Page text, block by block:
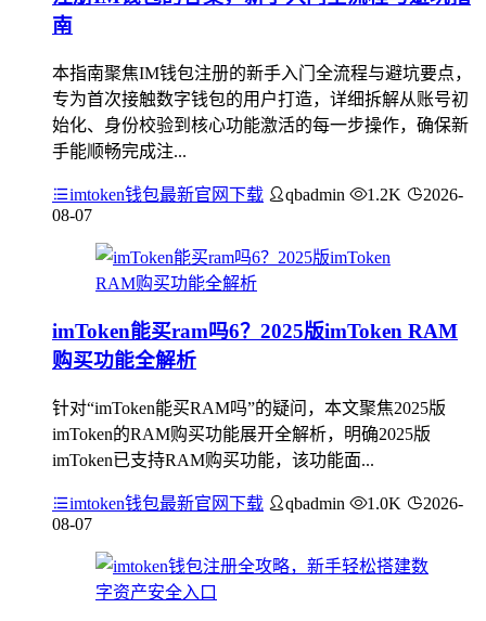
南
本指南聚焦IM钱包注册的新手入门全流程与避坑要点，
专为首次接触数字钱包的用户打造，详细拆解从账号初
始化、身份校验到核心功能激活的每一步操作，确保新
手能顺畅完成注...
imtoken钱包最新官网下载 qbadmin 1.2K
2026-
08-07
imToken能买ram吗6？2025版imToken RAM
购买功能全解析
针对“imToken能买RAM吗”的疑问，本文聚焦2025版
imToken的RAM购买功能展开全解析，明确2025版
imToken已支持RAM购买功能，该功能面...
imtoken钱包最新官网下载 qbadmin 1.0K
2026-
08-07